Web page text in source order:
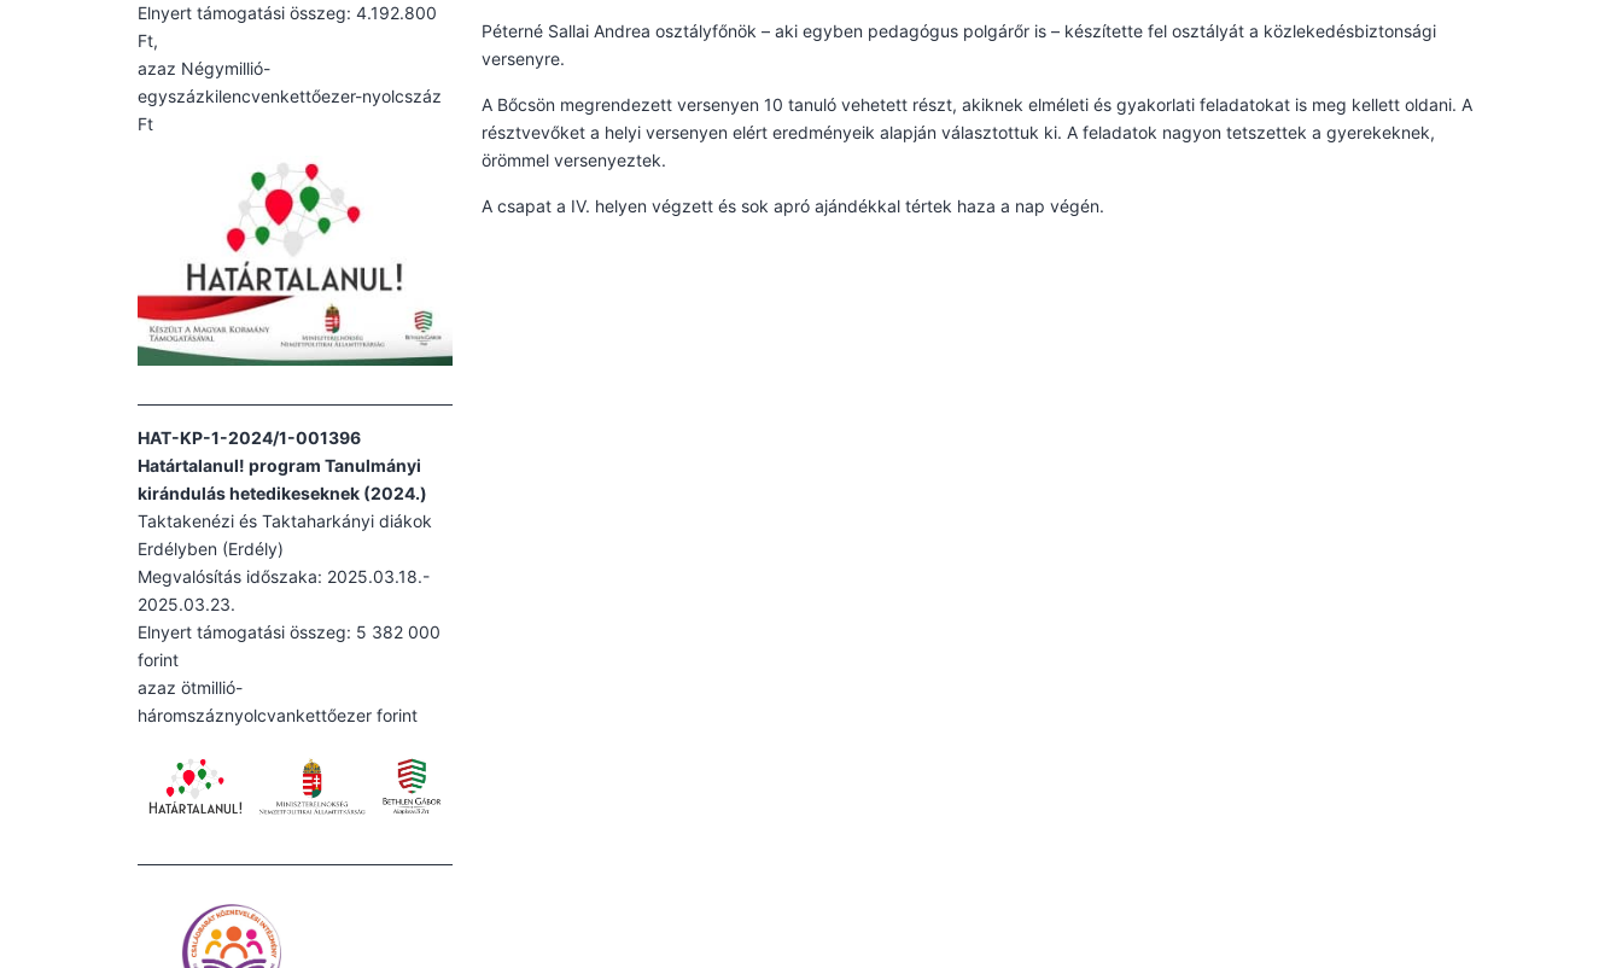
Elnyert támogatási összeg: 4.192.800
Ft,
azaz Négymillió-
egyszázkilencvenkettőezer-nyolcszáz
Ft
HAT-KP-1-2024/1-001396
Határtalanul! program Tanulmányi
kirándulás hetedikeseknek (2024.)
Taktakenézi és Taktaharkányi diákok
Erdélyben (Erdély)
Megvalósítás időszaka: 2025.03.18.-
2025.03.23.
Elnyert támogatási összeg: 5 382 000
forint
azaz ötmillió-
háromszáznyolcvankettőezer forint
Péterné Sallai Andrea osztályfőnök – aki egyben pedagógus polgárőr is – készítette fel osztályát a közlekedésbiztonsági
versenyre.
A Bőcsön megrendezett versenyen 10 tanuló vehetett részt, akiknek elméleti és gyakorlati feladatokat is meg kellett oldani. A
résztvevőket a helyi versenyen elért eredményeik alapján választottuk ki. A feladatok nagyon tetszettek a gyerekeknek,
örömmel versenyeztek.
A csapat a IV. helyen végzett és sok apró ajándékkal tértek haza a nap végén.